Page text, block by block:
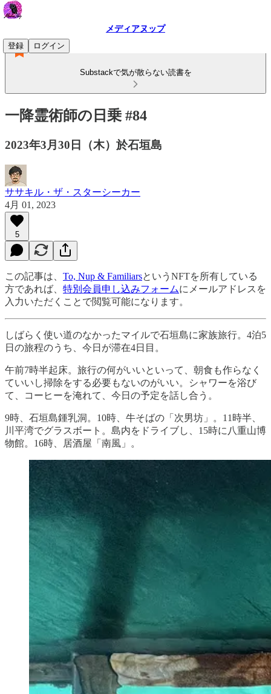
メディアヌップ
登録
ログイン
Substackで気が散らない読書を
一降霊術師の日乗 #84
2023年3月30日（木）於石垣島
ササキル・ザ・スターシーカー
4月 01, 2023
5
この記事は、 To, Nup & FamiliarsというNFTを所有している
方であれば、 特別会員申し込みフォームにメールアドレスを
入力いただくことで閲覧可能になります。
しばらく使い道のなかったマイルで石垣島に家族旅行。4泊5
日の旅程のうち、今日が滞在4日目。
午前7時半起床。旅行の何がいいといって、朝食も作らなく
ていいし掃除をする必要もないのがいい。シャワーを浴び
て、コーヒーを淹れて、今日の予定を話し合う。
9時、石垣島鍾乳洞。10時、牛そばの「次男坊」。11時半、
川平湾でグラスボート。島内をドライブし、15時に八重山博
物館。16時、居酒屋「南風」。